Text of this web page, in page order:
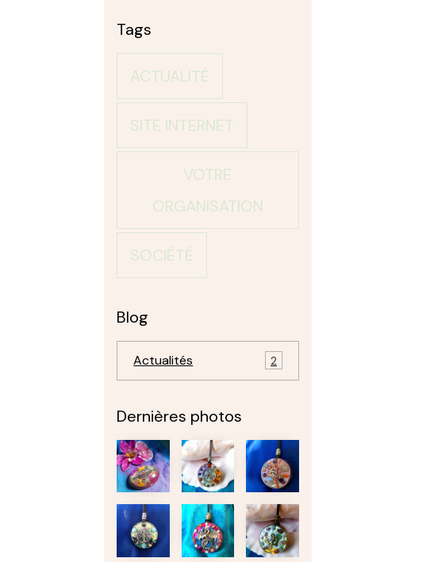
Tags
ACTUALITÉ
SITE INTERNET
VOTRE
ORGANISATION
SOCIÉTÉ
Blog
Actualités 2
Dernières photos